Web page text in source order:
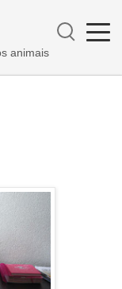
animais